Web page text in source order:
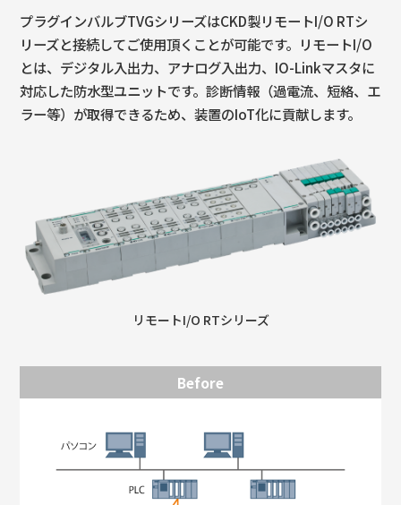
リモートI/O RTシリーズ
プラグインバルブTVGシリーズはCKD製リモートI/O RTシ
リーズと接続してご使用頂くことが可能です。リモートI/O
とは、デジタル入出力、アナログ入出力、IO-Linkマスタに
対応した防水型ユニットです。診断情報（過電流、短絡、エ
ラー等）が取得できるため、装置のIoT化に貢献します。
Before